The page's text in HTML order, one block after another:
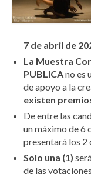
7 de abril de
La Muestra
PUBLICAno es
de apoyo a la
existen
De entre las
un máximo de 6
presentará los 2
Solo una (1)
de las